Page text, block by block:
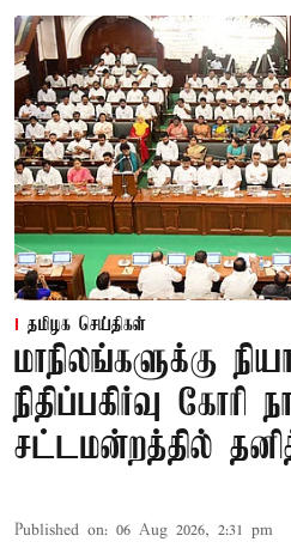
தமிழக செய்திகள்
மாநிலங்களுக்கு
நிதிப்பகிர்வு கோரி
சட்டமன்றத்தில்
Published on: 06 Aug 2026, 2:31 pm